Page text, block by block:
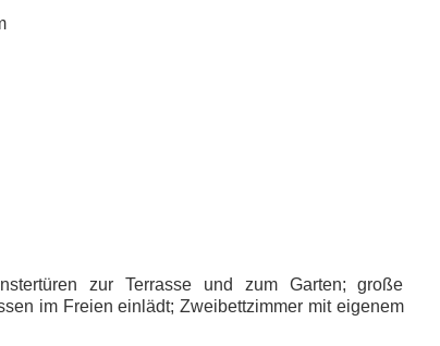
zur Terrasse und zum Garten; große
im Freien einlädt; Zweibettzimmer mit eigenem